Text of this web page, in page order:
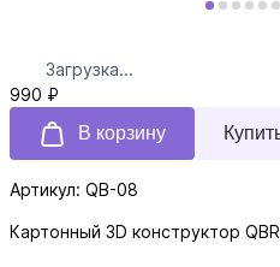
Загрузка...
990 ₽
В корзину
Артикул: QB-08
Картонный 3D конструктор